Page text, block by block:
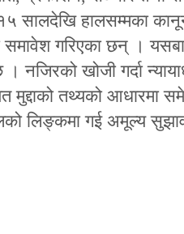
सालदेखि हालसम्मका
समावेश गरिएका छन् ।
नजिरको खोजी गर्दा
मुद्दाको तथ्यको आधारमा
लिङ्कमा गई अमूल्य सुझाव